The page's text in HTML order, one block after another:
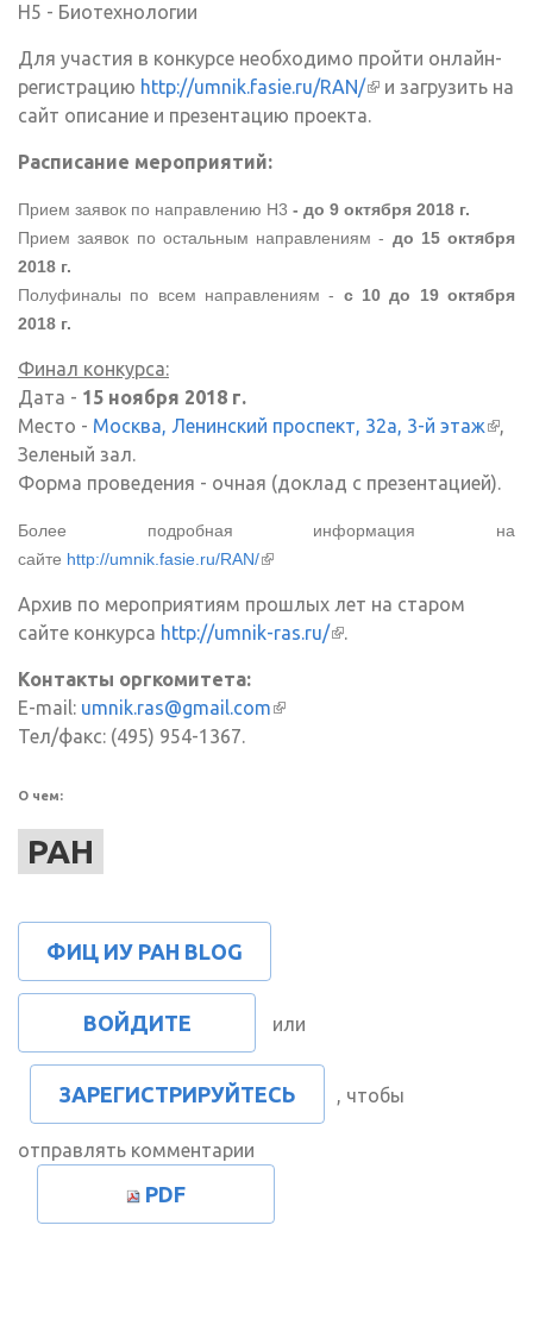
Н5 - Биотехнологии
Для участия в конкурсе необходимо пройти онлайн-
регистрацию http://umnik.fasie.ru/RAN/(внешняя
ссылка)
и загрузить на
сайт описание и презентацию проекта.
Расписание мероприятий:
Прием заявок по направлению Н3 - до 9 октября 2018 г.
Прием заявок по остальным направлениям - до 15 октября
2018 г.
Полуфиналы по всем направлениям - с 10 до 19 октября
2018 г.
Финал конкурса:
Дата - 15 ноября 2018 г.
Место - Москва, Ленинский проспект, 32а, 3-й этаж
,
Зеленый зал.
Форма проведения - очная (доклад с презентацией).
Более подробная информация на
сайте http://umnik.fasie.ru/RAN/(внешняя ссылка)
Архив по мероприятиям прошлых лет на старом
сайте конкурса http://umnik-ras.ru/(внешняя ссылка)
.
Контакты оргкомитета:
E-mail: umnik.ras@gmail.com(внешняя ссылка)
Тел/факс: (495) 954-1367.
О чем:
РАН
ФИЦ ИУ РАН BLOG
ВОЙДИТЕ или
ЗАРЕГИСТРИРУЙТЕСЬ , чтобы
отправлять комментарии
PDF